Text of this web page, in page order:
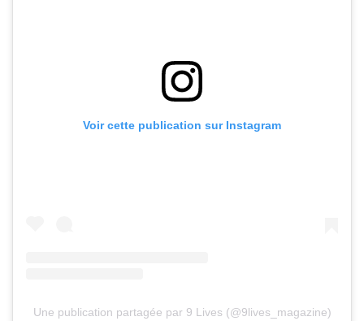
Voir cette publication sur Instagram
Une publication partagée par 9 Lives (@9lives_magazine)